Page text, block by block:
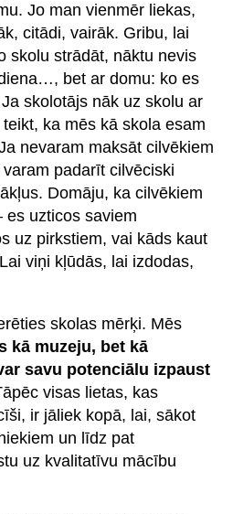
Jo man vienmēr liekas,
citādi, vairāk. Gribu, lai
skolu strādāt, nāktu nevis
bet ar domu: ko es
skolotājs nāk uz skolu ar
ka mēs kā skola esam
nevaram maksāt cilvēkiem
padarīt cilvēciski
Domāju, ka cilvēkiem
es uzticos saviem
uz pirkstiem, vai kāds kaut
viņi kļūdās, lai izdodas,
skolas mērķi. Mēs
kā muzeju, bet kā
savu potenciālu izpaust
visas lietas, kas
ir jāliek kopā, lai, sākot
un līdz pat
uz kvalitatīvu mācību